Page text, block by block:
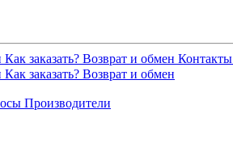
Как заказать? Возврат и обмен Контакты
Как заказать? Возврат и обмен
Производители